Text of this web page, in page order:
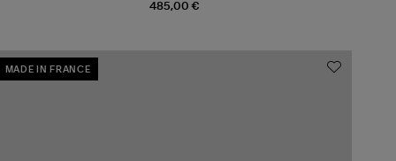
485,00 €
MADE IN FRANCE